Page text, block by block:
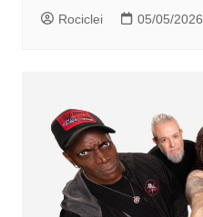
Rociclei 05/05/2026